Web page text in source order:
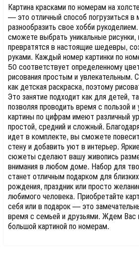
Картина красками по номерам на
— это отличный способ погрузиться в
разнообразить свое хобби
сможете выбрать уникальные
превратятся в настоящие шедевры,
руками. Каждый номер картинки по
50 соответствует определенному
рисования простым и увлекательным.
как детская раскраска, поэтому
Это занятие подходит как для детей,
позволяя проводить время с пользой
картины по цифрам имеют различный
простой, средний и сложный.
идет в комплекте, вы сможете
стену и добавить уют в интерьер.
сюжеты сделают вашу живопись
внимания в любом доме. Набор для
станет отличным подарком для
рождения, праздник или просто
любимого человека. Приобретайте
себя или в подарок — это
время с семьей и друзьями. Ждем Вас
большой картиной по номерам.